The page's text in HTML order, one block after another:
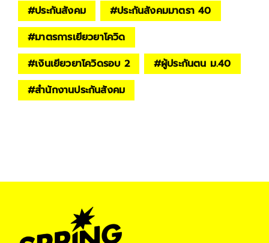
#ประกันสังคม #ประกันสังคมมาตรา 40
#มาตรการเยียวยาโควิด
#เงินเยียวยาโควิดรอบ 2 #ผู้ประกันตน ม.40
#สำนักงานประกันสังคม